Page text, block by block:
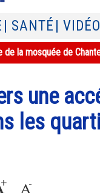
| SANTÉ |
la mosquée de
une
les